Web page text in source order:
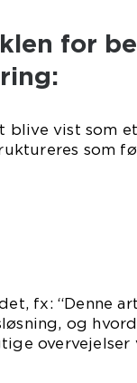
for
blive vist som
som
fx: “Denne
og
overvejelser